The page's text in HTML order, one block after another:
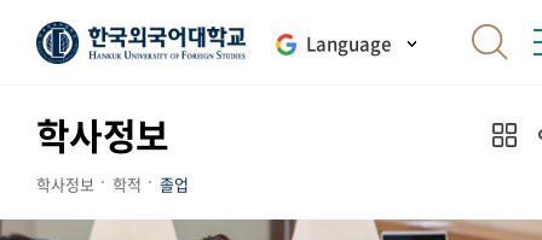
Language
학사정보
학사정보 학적 졸업